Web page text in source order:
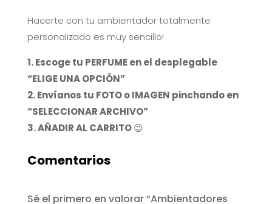
Hacerte con tu ambientador totalmente
personalizado es muy sencillo!
1. Escoge tu PERFUME en el desplegable
“ELIGE UNA OPCIÓN”
2. Envíanos tu FOTO o IMAGEN pinchando en
“SELECCIONAR ARCHIVO”
3. AÑADIR AL CARRITO😉
Comentarios
Sé el primero en valorar “Ambientadores